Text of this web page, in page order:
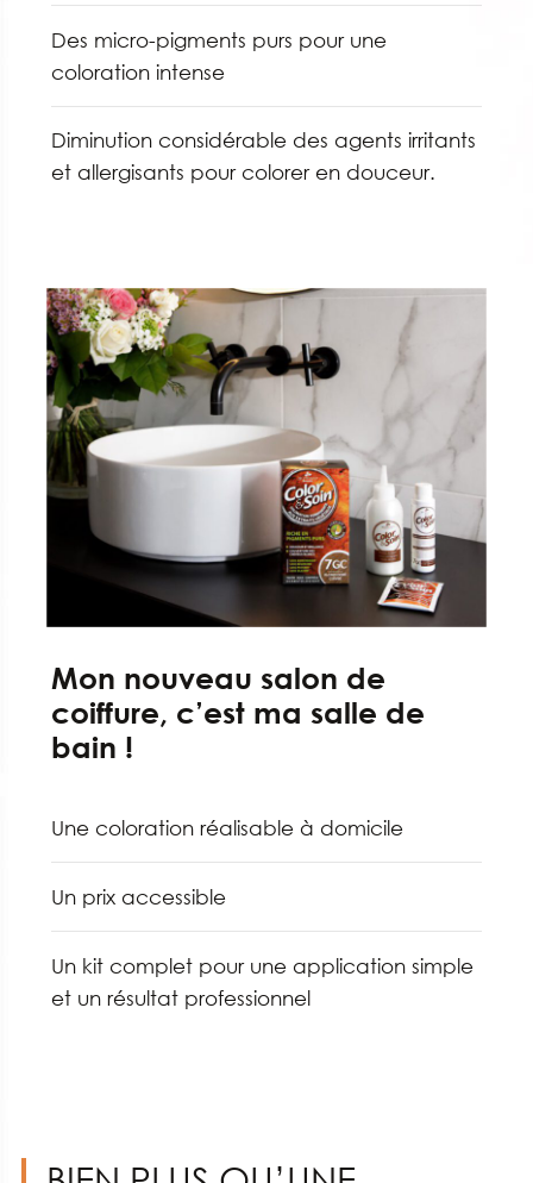
Des micro-pigments purs pour une
coloration intense
Diminution considérable des agents irritants
et allergisants pour colorer en douceur.
Mon nouveau salon de
coiffure, c’est ma salle de
bain !
Une coloration réalisable à domicile
Un prix accessible
Un kit complet pour une application simple
et un résultat professionnel